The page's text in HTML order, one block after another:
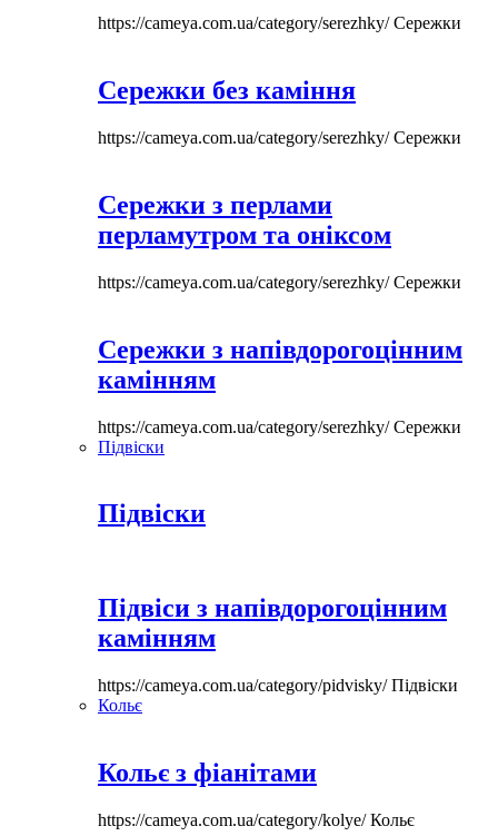
https://cameya.com.ua/category/serezhky/Сережки
Сережки без каміння
https://cameya.com.ua/category/serezhky/Сережки
Сережки з перлами
перламутром та оніксом
https://cameya.com.ua/category/serezhky/Сережки
Сережки з напівдорогоцінним
камінням
https://cameya.com.ua/category/serezhky/Сережки
Підвіски
Підвіски
Підвіси з напівдорогоцінним
камінням
https://cameya.com.ua/category/pidvisky/Підвіски
Кольє
Кольє з фіанітами
https://cameya.com.ua/category/kolye/Кольє